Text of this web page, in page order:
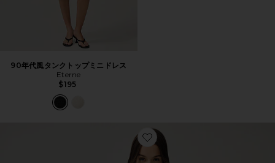
90年代風タンクトップミニドレス
Eterne
$195